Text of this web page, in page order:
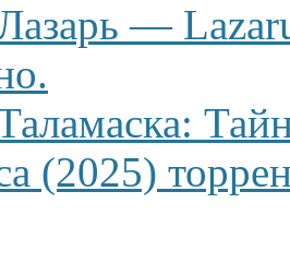
—
(2025)